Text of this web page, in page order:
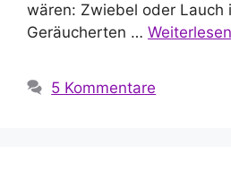
wären: Zwiebel oder Lauch
Geräucherten …
5 Kommentare